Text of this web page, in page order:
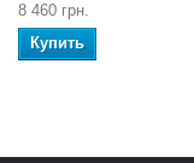
8 460 грн.
Купить